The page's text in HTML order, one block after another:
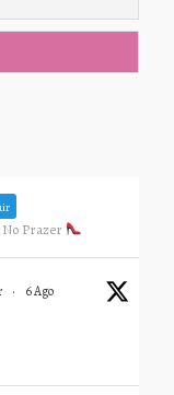
Prazer
· 6 Ago